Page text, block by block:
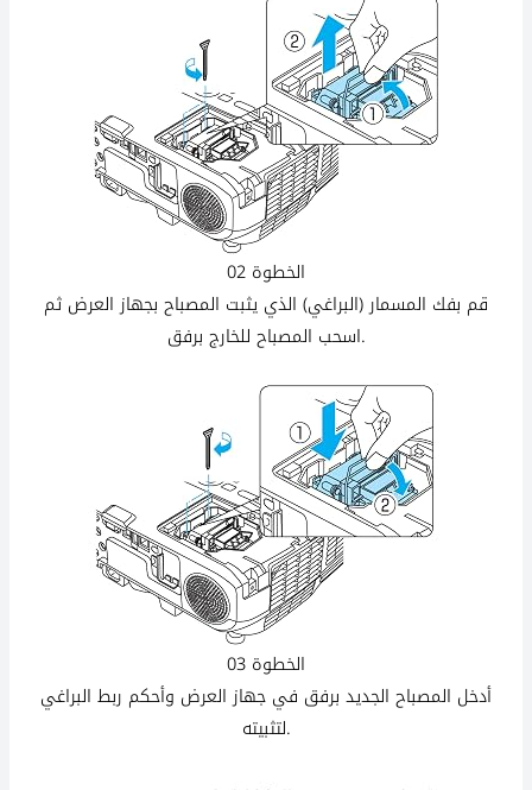
الخطوة 02
قم بفك المسمار (البراغي) الذي يثبت المصباح بجهاز العرض ثم
اسحب المصباح للخارج برفق.
الخطوة 03
أدخل المصباح الجديد برفق في جهاز العرض وأحكم ربط البراغي
لتثبيته.